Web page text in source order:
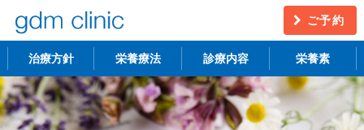
ご予約
治療方針 栄養療法 診療内容
不妊治療 うつ・慢性疲労
栄養素